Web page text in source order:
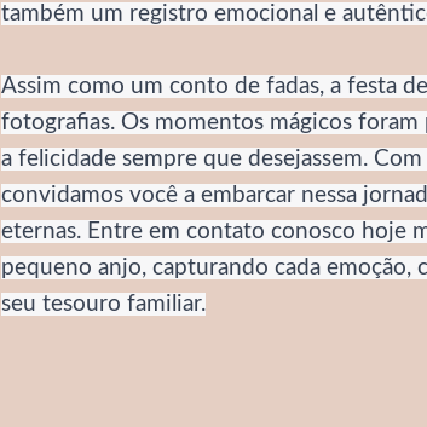
também um registro emocional e
Assim como um conto de fadas, a festa
fotografias. Os momentos mágicos
a felicidade sempre que desejassem.
convidamos você a embarcar nessa
eternas. Entre em contato conosco hoje
pequeno anjo, capturando cada emoção,
seu tesouro familiar.